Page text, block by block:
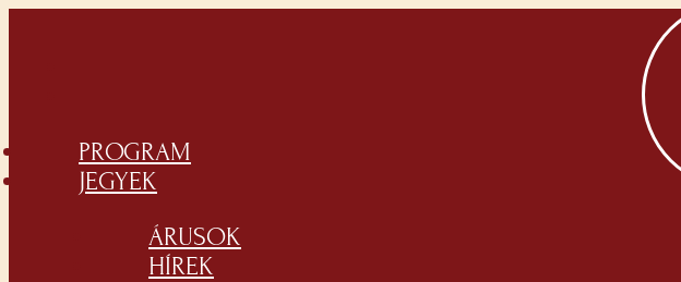
PROGRAM
JEGYEK
ÁRUSOK
HÍREK